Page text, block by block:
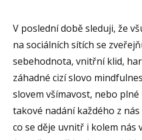
V poslední době sleduji, že
na sociálních sítích se
sebehodnota, vnitřní klid,
záhadné cizí slovo
slovem všímavost, nebo plné
takové nadání každého z
co se děje uvnitř i kolem nás